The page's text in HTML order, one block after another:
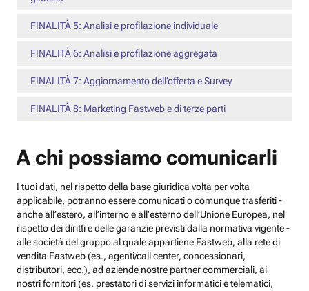
FINALITÀ 5: Analisi e profilazione individuale
FINALITÀ 6: Analisi e profilazione aggregata
FINALITÀ 7: Aggiornamento dell’offerta e Survey
FINALITÀ 8: Marketing Fastweb e di terze parti
A chi possiamo comunicarli
I tuoi dati, nel rispetto della base giuridica volta per volta
applicabile, potranno essere comunicati o comunque trasferiti -
anche all’estero, all’interno e all’esterno dell’Unione Europea, nel
rispetto dei diritti e delle garanzie previsti dalla normativa vigente -
alle società del gruppo al quale appartiene Fastweb, alla rete di
vendita Fastweb (es., agenti/call center, concessionari,
distributori, ecc.), ad aziende nostre partner commerciali, ai
nostri fornitori (es. prestatori di servizi informatici e telematici,